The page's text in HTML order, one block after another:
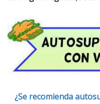
¿Se recomienda